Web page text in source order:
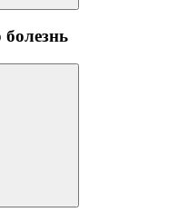
болезнь